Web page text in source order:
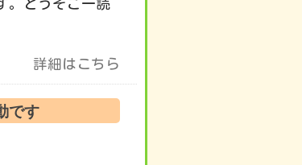
。どうぞご一読
詳細はこちら
です